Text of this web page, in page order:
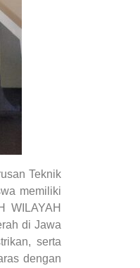
Teknik
memiliki
WILAYAH
di Jawa
serta
dengan